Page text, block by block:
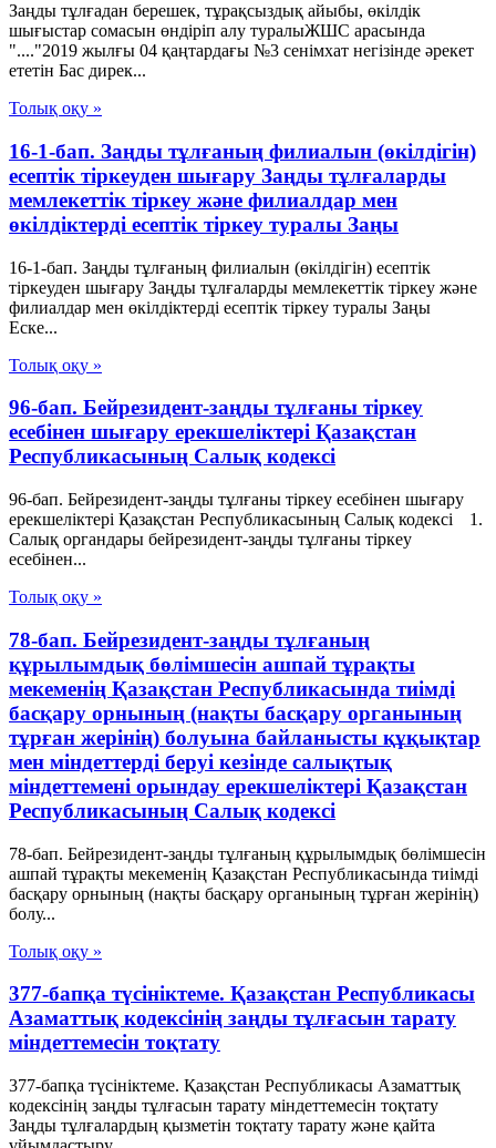
Заңды тұлғадан берешек, тұрақсыздық айыбы, өкілдік
шығыстар сомасын өндіріп алу туралыЖШС арасында
"...."2019 жылғы 04 қаңтардағы №3 сенімхат негізінде әрекет
ететін Бас дирек...
Толық оқу »
16-1-бап. Заңды тұлғаның филиалын (өкiлдiгiн)
есептiк тiркеуден шығару Заңды тұлғаларды
мемлекеттік тіркеу және филиалдар мен
өкілдіктерді есептік тіркеу туралы Заңы
16-1-бап. Заңды тұлғаның филиалын (өкiлдiгiн) есептiк
тiркеуден шығару Заңды тұлғаларды мемлекеттік тіркеу және
филиалдар мен өкілдіктерді есептік тіркеу туралы Заңы
Еске...
Толық оқу »
96-бап. Бейрезидент-заңды тұлғаны тіркеу
есебінен шығару ерекшеліктері Қазақстан
Республикасының Салық кодексі
96-бап. Бейрезидент-заңды тұлғаны тіркеу есебінен шығару
ерекшеліктері Қазақстан Республикасының Салық кодексі 1.
Салық органдары бейрезидент-заңды тұлғаны тіркеу
есебінен...
Толық оқу »
78-бап. Бейрезидент-заңды тұлғаның
құрылымдық бөлімшесін ашпай тұрақты
мекеменің Қазақстан Республикасында тиімді
басқару орнының (нақты басқару органының
тұрған жерінің) болуына байланысты құқықтар
мен міндеттерді беруі кезінде салықтық
міндеттемені орындау ерекшеліктері Қазақстан
Республикасының Салық кодексі
78-бап. Бейрезидент-заңды тұлғаның құрылымдық бөлімшесін
ашпай тұрақты мекеменің Қазақстан Республикасында тиімді
басқару орнының (нақты басқару органының тұрған жерінің)
болу...
Толық оқу »
377-бапқа түсініктеме. Қазақстан Республикасы
Азаматтық кодексінің заңды тұлғасын тарату
міндеттемесін тоқтату
377-бапқа түсініктеме. Қазақстан Республикасы Азаматтық
кодексінің заңды тұлғасын тарату міндеттемесін тоқтату
Заңды тұлғалардың қызметін тоқтату тарату және қайта